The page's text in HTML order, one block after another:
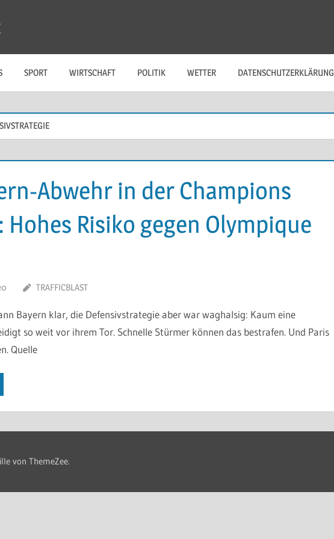
SPORT WIRTSCHAFT POLITIK WETTER DATENSCHUTZERKLÄRUNG
Abwehr in der Champions
Hohes Risiko gegen Olympique
TRAFFICBLAST
Bayern klar, die Defensivstrategie aber war waghalsig: Kaum eine
so weit vor ihrem Tor. Schnelle Stürmer können das bestrafen. Und Paris
Quelle
von ThemeZee.